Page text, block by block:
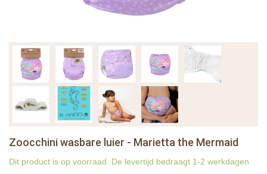
Zoocchini wasbare luier - Marietta the Mermaid
Dit product is op voorraad. De levertijd bedraagt 1-2 werkdagen